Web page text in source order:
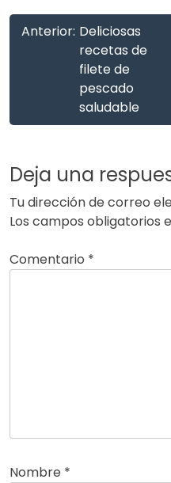
Anterior: Deliciosas
recetas de
filete de
pescado
saludable
Deja una
Tu dirección de correo
Los campos obligatorios
Comentario *
Nombre *